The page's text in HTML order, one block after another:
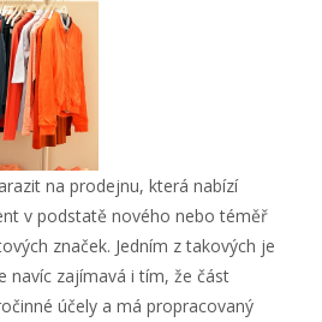
na prodejnu, která nabízí
v podstatě nového nebo téměř
značek. Jedním z takových je
navíc zajímavá i tím, že část
účely a má propracovaný